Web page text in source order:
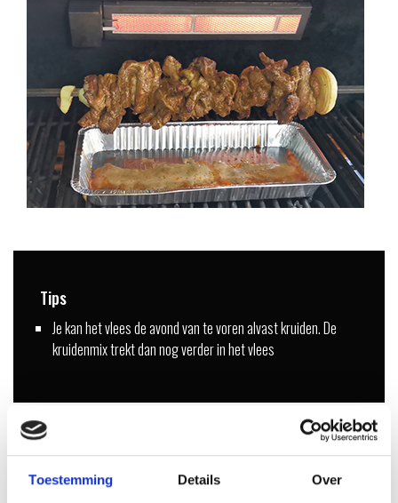
Toestemming Details Over
Tips
Je kan het vlees de avond van te voren alvast kruiden. De
kruidenmix trekt dan nog verder in het vlees
AANBEVOLEN ACCESOIRES
OOK LEUK VOOR ANDERE RECEPTEN